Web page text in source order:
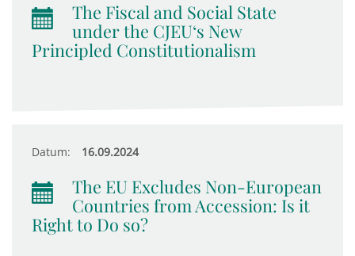
The Fiscal and Social State
under the CJEU‘s New
Principled Constitutionalism
Datum: 16.09.2024
The EU Excludes Non-European
Countries from Accession: Is it
Right to Do so?